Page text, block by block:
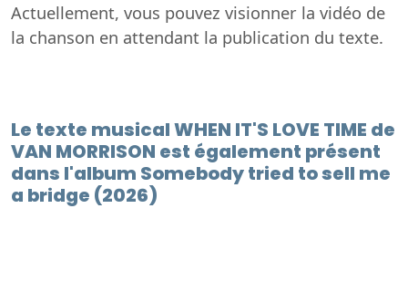
Actuellement, vous pouvez visionner la vidéo de
la chanson en attendant la publication du texte.
Le texte musical WHEN IT'S LOVE TIME de
VAN MORRISON est également présent
dans l'album Somebody tried to sell me
a bridge (2026)